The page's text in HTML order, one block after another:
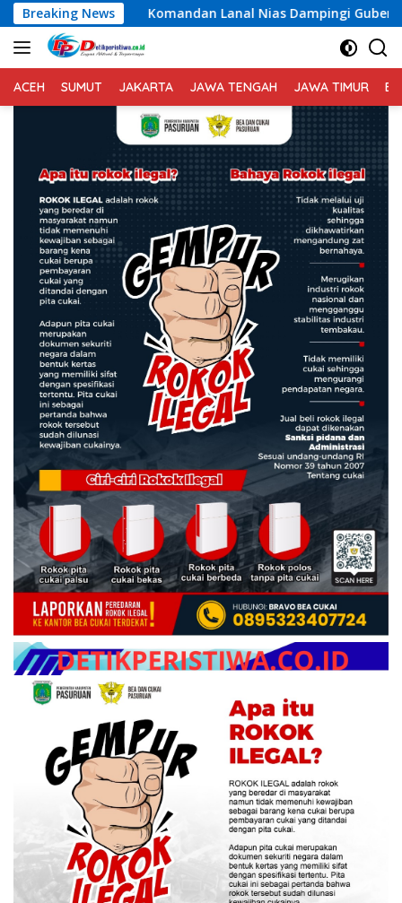
Langsung
ke
konten
Breaking News
Lanal Nias Dampingi Gubernur Sumut Bobby
ACEH SUMUT JAKARTA JAWA TENGAH JAWA TIMUR